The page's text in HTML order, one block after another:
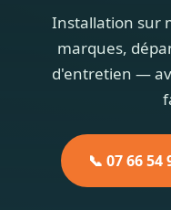
Installation sur
marques,
d'entretien —
📞 07 66